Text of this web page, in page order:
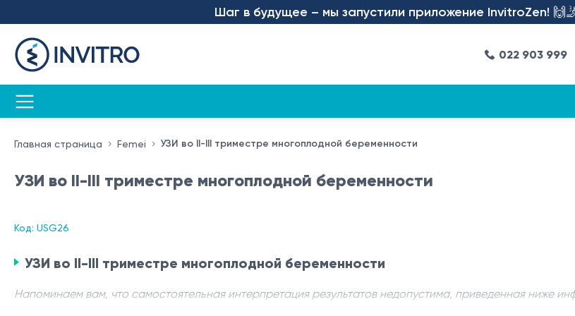
Шаг в будущее – мы запустили приложение InvitroZen! 🙌🤳
022 903 999
Главная страница Femei УЗИ во II-III триместре многоплодной беременности
УЗИ во II-III триместре многоплодной беременности
Код: USG26
УЗИ во II-III триместре многоплодной беременности
Напоминаем вам, что самостоятельная интерпретация результатов недопустима, приведенная ниже